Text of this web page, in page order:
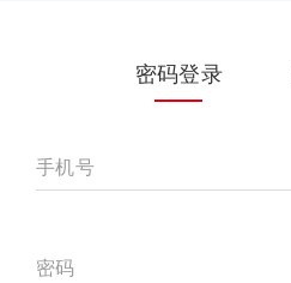
密码登录
手机号
密码